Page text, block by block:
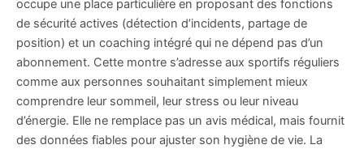
occupe une place particulière en proposant des fonctions
de sécurité actives (détection d’incidents, partage de
position) et un coaching intégré qui ne dépend pas d’un
abonnement. Cette montre s’adresse aux sportifs réguliers
comme aux personnes souhaitant simplement mieux
comprendre leur sommeil, leur stress ou leur niveau
d’énergie. Elle ne remplace pas un avis médical, mais fournit
des données fiables pour ajuster son hygiène de vie. La